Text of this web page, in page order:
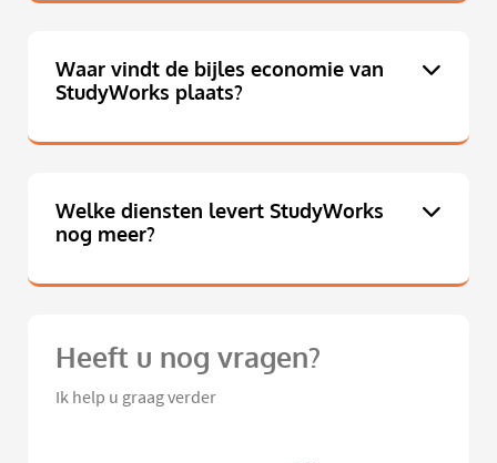
Waar vindt de bijles economie van
StudyWorks plaats?
Welke diensten levert StudyWorks
nog meer?
Heeft u nog vragen?
Ik help u graag verder